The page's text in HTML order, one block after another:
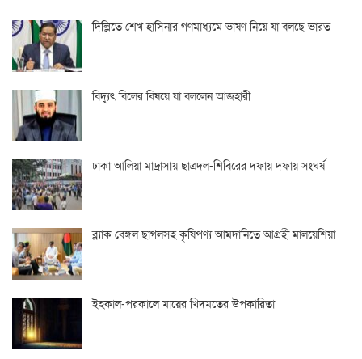
দিল্লিতে শেখ হাসিনার গণমাধ্যমে ভাষণ নিয়ে যা বলছে ভারত
বিদ্যুৎ বিলের বিষয়ে যা বললেন আজহারী
ঢাকা আলিয়া মাদ্রাসায় ছাত্রদল-শিবিরের দফায় দফায় সংঘর্ষ
ব্ল্যাক বেঙ্গল ছাগলসহ কৃষিপণ্য আমদানিতে আগ্রহী মালয়েশিয়া
ইহকাল-পরকালে মায়ের খিদমতের উপকারিতা